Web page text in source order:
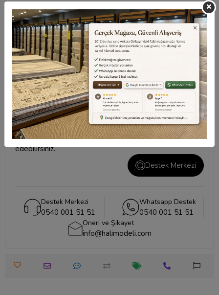
Taksit Seçenekleri
Değerlendirmeler
Destek Merkezi
Aklınızdaki soruların yanıtları ve önemli konuların
cevapları içindestek merkezisayfamızı ziyaret
edebilirsiniz.
Destek Merkezi
Destek Merkezi
0540 001 51 51
Whatsapp Destek
0540 001 51 51
Öneri ve Şikayet
info@halimodeli.com